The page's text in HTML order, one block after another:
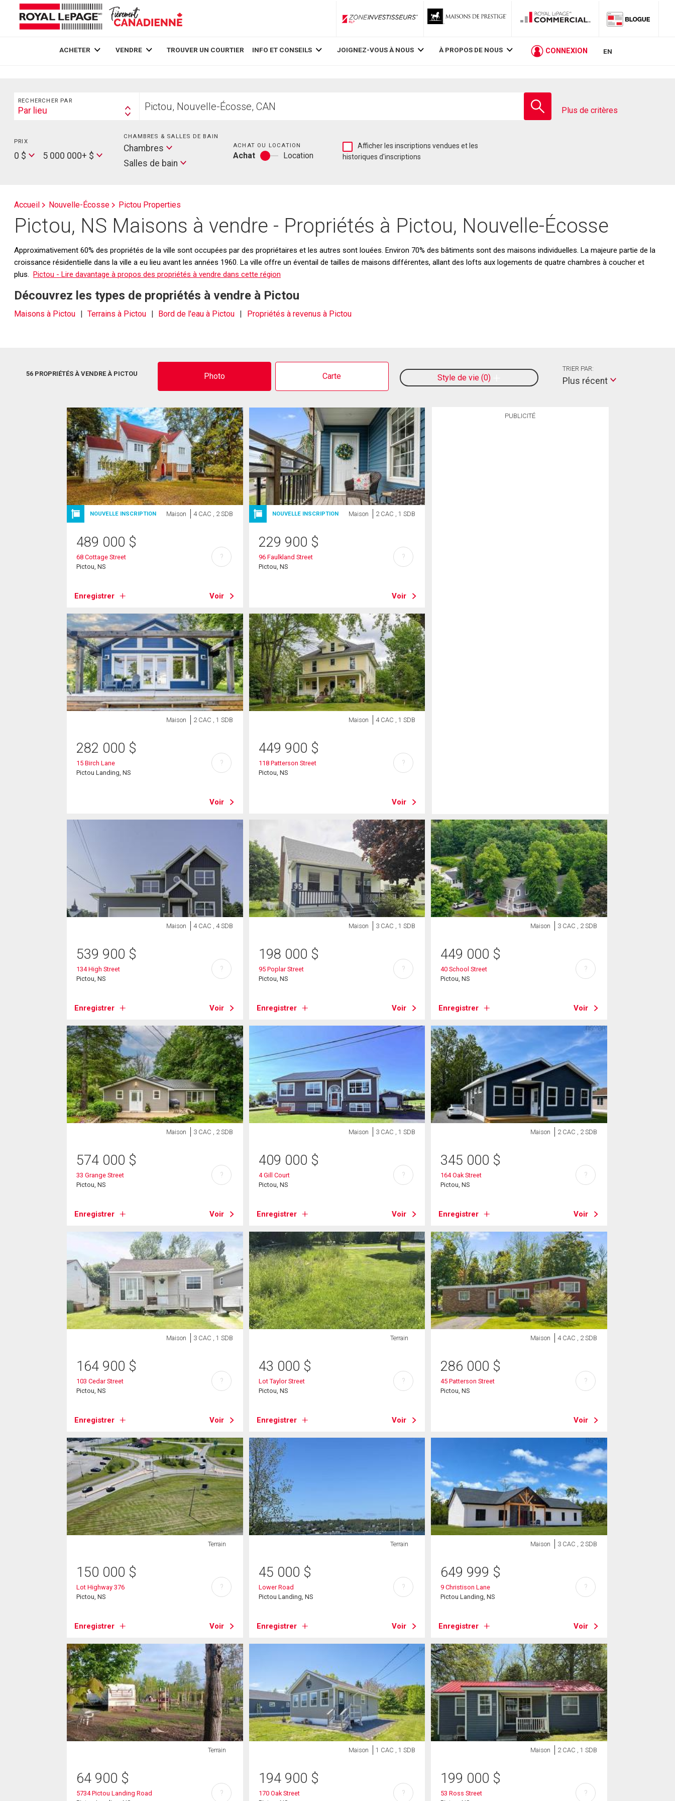
ZoneInvestisseurs RLP
ACHETER VENDRE TROUVER UN COURTIER INFO ET CONSEILS JOIGNEZ-VOUS À NOUS À PROPOS DE NOUS CONNEXION EN
Rechercher
RECHERCHER PAR
Search
Par lieu
votre
Plus de critères
PRIX
Price
0 $
Max
5 000 000+ $
CHAMBRES & SALLES DE BAIN
Chambres
bain
Salles de bain
ACHAT OU LOCATION
Achat
Achat
Location
Afficher
les
Afficher les inscriptions vendues et les
historiques d'inscriptions
Accueil Nouvelle-Écosse Pictou Properties
Pictou, NS Maisons à vendre - Propriétés à Pictou, Nouvelle-Écosse
Approximativement 60% des propriétés de la ville sont occupées par des propriétaires et les autres sont louées. Environ 70% des bâtiments sont des maisons individuelles. La majeure partie de la
croissance résidentielle dans la ville a eu lieu avant les années 1960. La ville offre un éventail de tailles de maisons différentes, allant des lofts aux logements de quatre chambres à coucher et
plus.
Pictou - Lire davantage à propos des propriétés à vendre dans cette région
Découvrez les types de propriétés à vendre à Pictou
Maisons à Pictou Terrains à Pictou Bord de l'eau à Pictou Propriétés à revenus à Pictou
56 PROPRIÉTÉS À VENDRE À PICTOU Photo Carte Style de vie 0
TRIER PAR:
Plus récent
PUBLICITÉ
NOUVELLE INSCRIPTION Maison 4 CAC , 2 SDB
489 000 $
68 Cottage Street
Pictou, NS
Enregistrer Voir
?
NOUVELLE INSCRIPTION Maison 2 CAC , 1 SDB
229 900 $
96 Faulkland Street
Pictou, NS
Voir
?
Maison 2 CAC , 1 SDB
282 000 $
15 Birch Lane
Pictou Landing, NS
Voir
?
Maison 4 CAC , 1 SDB
449 900 $
118 Patterson Street
Pictou, NS
Voir
?
Maison 4 CAC , 4 SDB
539 900 $
134 High Street
Pictou, NS
Enregistrer Voir
?
Maison 3 CAC , 1 SDB
198 000 $
95 Poplar Street
Pictou, NS
Enregistrer Voir
?
Maison 3 CAC , 2 SDB
449 000 $
40 School Street
Pictou, NS
Enregistrer Voir
?
Maison 3 CAC , 2 SDB
574 000 $
33 Grange Street
Pictou, NS
Enregistrer Voir
?
Maison 3 CAC , 1 SDB
409 000 $
4 Gill Court
Pictou, NS
Enregistrer Voir
?
Maison 2 CAC , 2 SDB
345 000 $
164 Oak Street
Pictou, NS
Enregistrer Voir
?
Maison 3 CAC , 1 SDB
164 900 $
103 Cedar Street
Pictou, NS
Enregistrer Voir
?
Terrain
43 000 $
Lot Taylor Street
Pictou, NS
Enregistrer Voir
?
Maison 4 CAC , 2 SDB
286 000 $
45 Patterson Street
Pictou, NS
Voir
?
Terrain
150 000 $
Lot Highway 376
Pictou, NS
Enregistrer Voir
?
Terrain
45 000 $
Lower Road
Pictou Landing, NS
Enregistrer Voir
?
Maison 3 CAC , 2 SDB
649 999 $
9 Christison Lane
Pictou Landing, NS
Enregistrer Voir
?
Terrain
64 900 $
5734 Pictou Landing Road
?
Maison 1 CAC , 1 SDB
194 900 $
170 Oak Street
?
Maison 2 CAC , 1 SDB
199 000 $
53 Ross Street
?